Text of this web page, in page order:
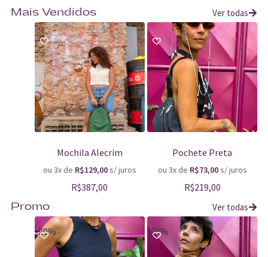
Mais Vendidos Ver todas
Mochila Alecrim
ou 3x de R$129,00s/ juros
R$387,00
Pochete Preta
ou 3x de R$73,00s/ juros
R$219,00
Promo Ver todas
-20% -20%